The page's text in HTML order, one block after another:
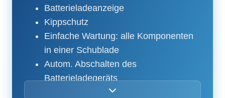
Batterieladeanzeige
Kippschutz
Einfache Wartung: alle Komponenten
in einer Schublade
Autom. Abschalten des
Batterieladegeräts
Weiße abriebfreie Bereifung